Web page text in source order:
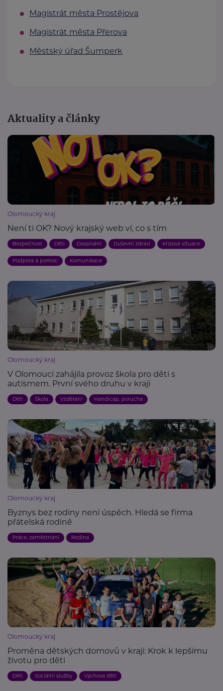
Magistrát města Prostějova
Magistrát města Přerova
Městský úřad Šumperk
Aktuality a články
Olomoucký kraj
Není ti OK? Nový krajský web ví, co s tím
Bezpečnost Děti Dospívání Duševní zdraví Krizová situace
Podpora a pomoc Komunikace
Olomoucký kraj
V Olomouci zahájila provoz škola pro děti s
autismem. První svého druhu v kraji
Děti Škola Vzdělání Handicap, porucha
Olomoucký kraj
Byznys bez rodiny není úspěch. Hledá se firma
přátelská rodině
Práce, zaměstnání Rodina
Olomoucký kraj
Proměna dětských domovů v kraji: Krok k lepšímu
životu pro děti
Děti Sociální služby Výchova dětí